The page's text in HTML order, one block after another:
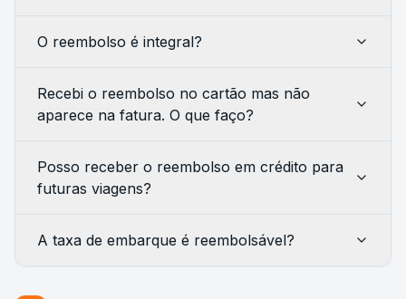
O reembolso é integral?
Recebi o reembolso no cartão mas não
aparece na fatura. O que faço?
Posso receber o reembolso em crédito para
futuras viagens?
A taxa de embarque é reembolsável?